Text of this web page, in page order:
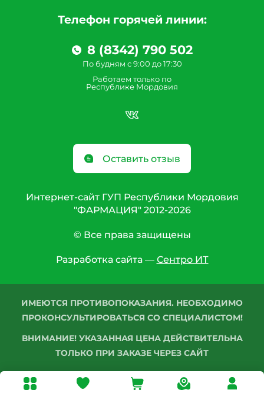
Телефон горячей линии:
8 (8342) 790 502
По будням с 9:00 до 17:30
Работаем только по
Республике Мордовия
Оставить отзыв
Интернет-сайт ГУП Республики Мордовия
"ФАРМАЦИЯ" 2012-2026
© Все права защищены
Разработка сайта — Сентро ИТ
ИМЕЮТСЯ ПРОТИВОПОКАЗАНИЯ. НЕОБХОДИМО
ПРОКОНСУЛЬТИРОВАТЬСЯ СО СПЕЦИАЛИСТОМ!
ВНИМАНИЕ! УКАЗАННАЯ ЦЕНА ДЕЙСТВИТЕЛЬНА
ТОЛЬКО ПРИ ЗАКАЗЕ ЧЕРЕЗ САЙТ